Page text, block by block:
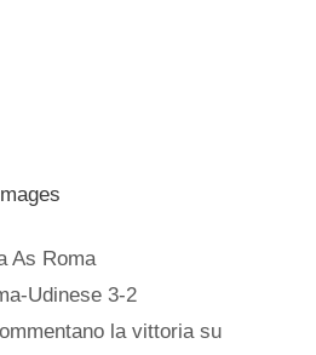
As Roma
Udinese 3-2
la vittoria su